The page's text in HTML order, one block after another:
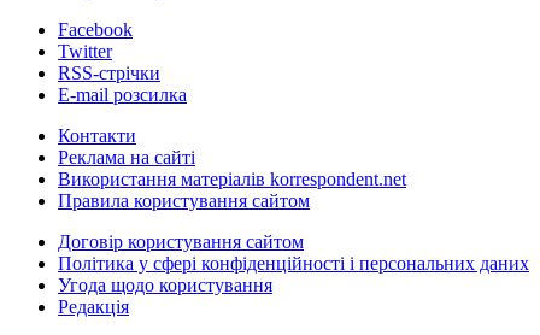
Facebook
Twitter
RSS-стрічки
E-mail розсилка
Контакти
Реклама на сайті
Використання матеріалів korrespondent.net
Правила користування сайтом
Договір користування сайтом
Політика у сфері конфіденційності і персональних даних
Угода щодо користування
Редакція